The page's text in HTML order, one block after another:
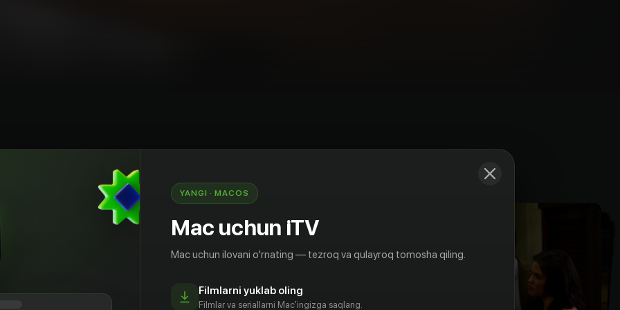
одноклассники собираются, чтобы
и поставить на уши весь город. Море
но теперь все по-взрослому!
на вечеринку вместе с ослепительной
пара, и они счастливы в любви. Но этой
попадается его первая любовь, прошлое
в память с новой силой. Сможет ли он
YANGI · MACOS
Mac uchun iTV
Mac uchun ilovani o'rnating — tezroq va qulayroq tomosha qiling.
Filmlarni yuklab oling
Filmlar va seriallarni Mac'ingizga saqlang.